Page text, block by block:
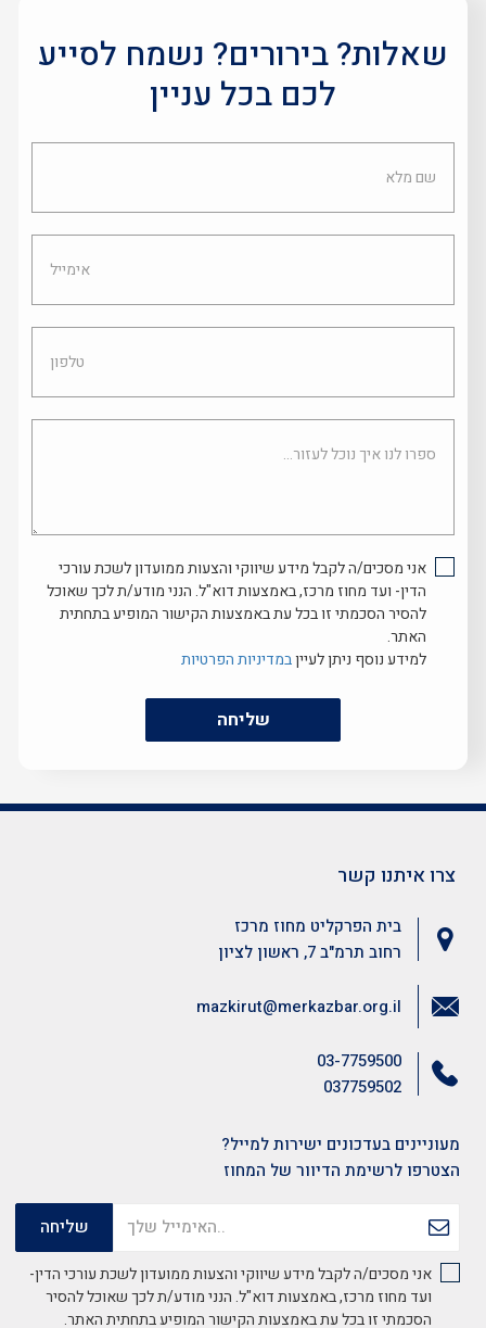
שאלות? בירורים? נשמח לסייע
לכם בכל עניין
שם
מלא
אימייל
טלפון
ספרו
לנו
אני מסכים/ה לקבל מידע שיווקי והצעות ממועדון לשכת עורכי
הדין- ועד מחוז מרכז, באמצעות דוא"ל. הנני מודע/ת לכך שאוכל
להסיר הסכמתי זו בכל עת באמצעות הקישור המופיע בתחתית
האתר.
למידע נוסף ניתן לעייןבמדיניות הפרטיות
שליחה
צרו איתנו קשר
בית הפרקליט מחוז מרכז
רחוב תרמ"ב 7, ראשון לציון
03-7759500
037759502
mazkirut@merkazbar.org.il
מעוניינים בעדכונים ישירות למייל?
הצטרפו לרשימת הדיוור של המחוז
אני מסכים/ה לקבל מידע שיווקי והצעות ממועדון לשכת עורכי הדין-
ועד מחוז מרכז, באמצעות דוא"ל. הנני מודע/ת לכך שאוכל להסיר
הסכמתי זו בכל עת באמצעות הקישור המופיע בתחתית האתר.